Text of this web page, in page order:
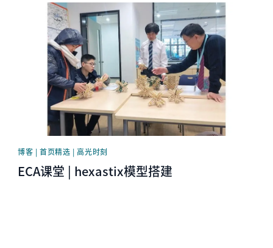
News image
博客 | 首页精选 | 高光时刻
ECA课堂 | hexastix模型搭建